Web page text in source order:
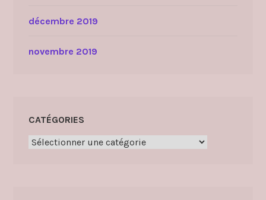
décembre 2019
novembre 2019
CATÉGORIES
Catégories